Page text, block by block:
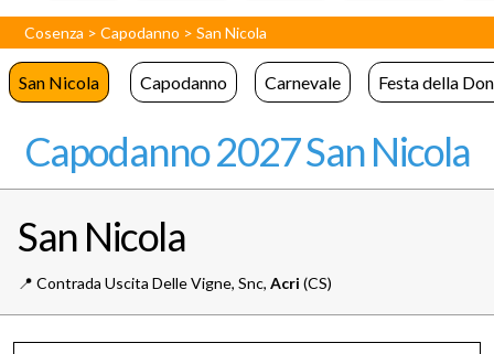
Cosenza >Capodanno >San Nicola
San Nicola Capodanno Carnevale Festa della
Capodanno 2027 San Nicola
San Nicola
📍️ Contrada Uscita Delle Vigne, Snc, Acri (CS)